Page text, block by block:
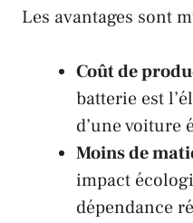
Les avantages sont
Coût de
batterie est
d’une voiture
Moins de
impact
dépendance